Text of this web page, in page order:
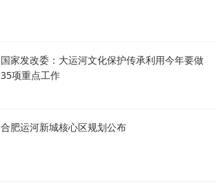
国家发改委：大运河文化保护传承利用今年要做
35项重点工作
合肥运河新城核心区规划公布